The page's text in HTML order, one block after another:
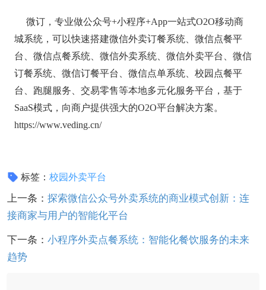
微订，专业做公众号+小程序+App一站式O2O移动商
城系统，可以快速搭建微信外卖订餐系统、微信点餐平
台、微信点餐系统、微信外卖系统、微信外卖平台、微信
订餐系统、微信订餐平台、微信点单系统、校园点餐平
台、跑腿服务、交易零售等本地多元化服务平台，基于
SaaS模式，向商户提供强大的O2O平台解决方案。
https://www.veding.cn/
标签：校园外卖平台
上一条： 探索微信公众号外卖系统的商业模式创新：连
接商家与用户的智能化平台
下一条： 小程序外卖点餐系统：智能化餐饮服务的未来
趋势